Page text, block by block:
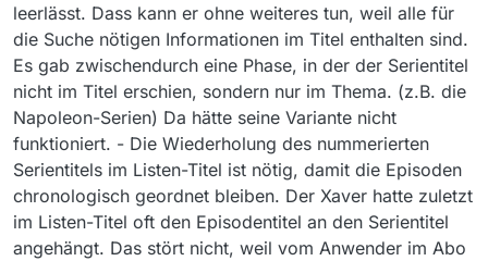
leerlässt. Dass kann er ohne weiteres tun, weil alle für
die Suche nötigen Informationen im Titel enthalten sind.
Es gab zwischendurch eine Phase, in der der Serientitel
nicht im Titel erschien, sondern nur im Thema. (z.B. die
Napoleon-Serien) Da hätte seine Variante nicht
funktioniert. - Die Wiederholung des nummerierten
Serientitels im Listen-Titel ist nötig, damit die Episoden
chronologisch geordnet bleiben. Der Xaver hatte zuletzt
im Listen-Titel oft den Episodentitel an den Serientitel
angehängt. Das stört nicht, weil vom Anwender im Abo